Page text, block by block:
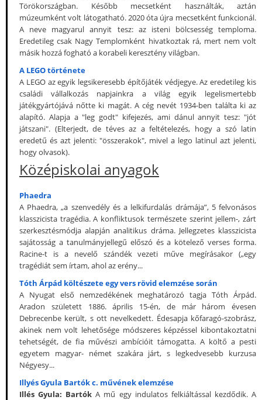
Törökországban. Később mecsetként használták, aztán
múzeumként volt látogatható. 2020 óta újra mecsetként funkcionál.
A neve magyarul annyit tesz: az isteni bölcsesség temploma.
Eredetileg csak Nagy Templomként hivatkoztak rá, mert nem volt
másik hozzá fogható a korabeli keresztény világban.
A LEGO története
A LEGO az egyik legsikeresebb építőjáték védjegye. Az eredetileg kis
családi vállalkozás napjainkra a világ egyik legelismertebb
játékgyártójává nőtte ki magát. A cég nevét 1934-ben találta ki az
alapító. Alapja a "leg godt" kifejezés, ami dánul annyit tesz: "jót
játszani". (Elterjedt, de téves az a feltételezés, hogy a szó latin
eredetű és azt jelenti: "összerakok", mivel a lego latinul azt jelenti,
hogy olvasok).
Középiskolai anyagok
Phaedra
A Phaedra, „a szenvedély és a lelkifurdalás drámája”, 5 felvonásos
klasszicista tragédia. A konfliktusok természete szerint jellem-, zárt
szerkesztésmódja alapján analitikus dráma. Jellegzetes klasszicista
sajátosság a tanulmányjellegű előszó és a kötelező verses forma.
Racine-t is a nevelő szándék vezeti műve megírásakor („egy
tragédiát sem írtam, ahol az erény...
Tóth Árpád költészete egy vers rövid elemzése során
A Nyugat első nemzedékének meghatározó tagja Tóth Árpád.
Aradon született 1886. április 15-én, de már három évesen
Debrecenbe került, s ott nevelkedett. Édesapja kőfaragó-szobrász,
akinek nem volt lehetősége módszeres képzéssel kibontakoztatni
tehetségét, de fia művészi ambícióit támogatta. A költő a pesti
egyetem magyar- német szakára járt, s legkedvesebb kurzusa
Négyesy...
Illyés Gyula Bartók c. művének elemzése
Illés Gyula: Bartók A mű egy indulatos felkiáltással kezdődik. A